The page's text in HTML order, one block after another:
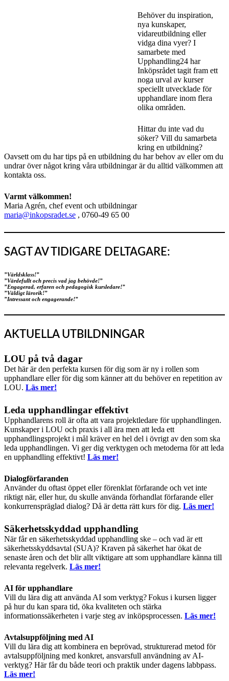
Behöver du inspiration,
nya kunskaper,
vidareutbildning eller
vidga dina vyer? I
samarbete med
Upphandling24 har
Inköpsrådet tagit fram ett
noga urval av kurser
speciellt utvecklade för
upphandlare inom flera
olika områden.
Hittar du inte vad du
söker? Vill du samarbeta
kring en utbildning?
Oavsett om du har tips på en utbildning du har behov av eller om du
undrar över något kring våra utbildningar är du alltid välkommen att
kontakta oss.
Varmt välkommen!
Maria Agrén, chef event och utbildningar
maria@inkopsradet.se , 0760-49 65 00
SAGT AV TIDIGARE DELTAGARE:
”Världsklass!”
”Värdefullt och precis vad jag behövde!”
”Engagerad, erfaren och pedagogisk kursledare!”
”Väldigt lärorik!”
”Intressant och engagerande!”
AKTUELLA UTBILDNINGAR
LOU på två dagar
Det här är den perfekta kursen för dig som är ny i rollen som
upphandlare eller för dig som känner att du behöver en repetition av
LOU. Läs mer!
Leda upphandlingar effektivt
Upphandlarens roll är ofta att vara projektledare för upphandlingen.
Kunskaper i LOU och praxis i all ära men att leda ett
upphandlingsprojekt i mål kräver en hel del i övrigt av den som ska
leda upphandlingen. Vi ger dig verktygen och metoderna för att leda
en upphandling effektivt! Läs mer!
Dialogförfaranden
Använder du oftast öppet eller förenklat förfarande och vet inte
riktigt när, eller hur, du skulle använda förhandlat förfarande eller
konkurrenspräglad dialog? Då är detta rätt kurs för dig. Läs mer!
Säkerhetsskyddad upphandling
När får en säkerhetsskyddad upphandling ske – och vad är ett
säkerhetsskyddsavtal (SUA)? Kraven på säkerhet har ökat de
senaste åren och det blir allt viktigare att som upphandlare känna till
relevanta regelverk. Läs mer!
AI för upphandlare
Vill du lära dig att använda AI som verktyg? Fokus i kursen ligger
på hur du kan spara tid, öka kvaliteten och stärka
informationssäkerheten i varje steg av inköps­processen. Läs mer!
Avtalsuppföljning med AI
Vill du lära dig att kombinera en beprövad, strukturerad metod för
avtalsuppföljning med konkret, ansvarsfull användning av AI-
verktyg? Här får du både teori och praktik under dagens labbpass.
Läs mer!